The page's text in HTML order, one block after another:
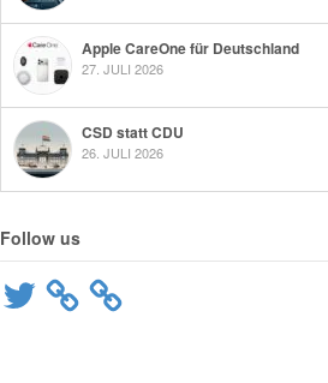
Apple CareOne für Deutschland
27. JULI 2026
CSD statt CDU
26. JULI 2026
Follow us
Twitter